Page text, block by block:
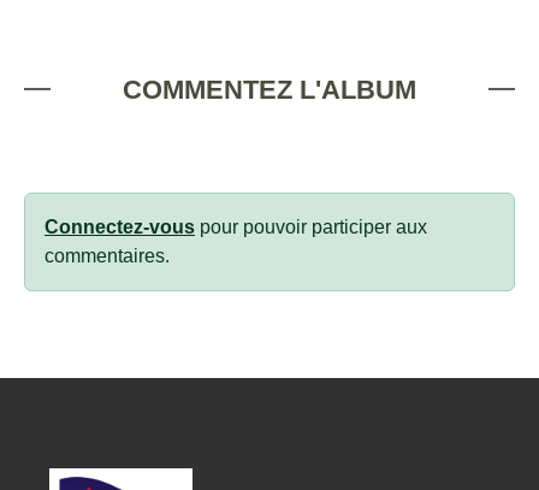
COMMENTEZ L'ALBUM
Connectez-vous pour pouvoir participer aux
commentaires.